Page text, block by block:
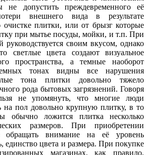
не допустить преждевременного её
внешнего вида в результате
очистке плитки, или от брызг которые
при мытье посуды, мойки, и т.п. При
своим вкусом, однако
светлые цвета создают визуальное
пространства, а темные наоборот
тонах видны все нарушения
тона плитки довольно тяжело
рода бытовых загрязнений. Говоря
не упомянуть, что многие люди
на пол довольно крупную плитку, в то
обычно ложится плитка несколько
размеров. При приобретении
обращать внимание на её уровень
единство цвета и размера. При покупке
магазинах, как правило,